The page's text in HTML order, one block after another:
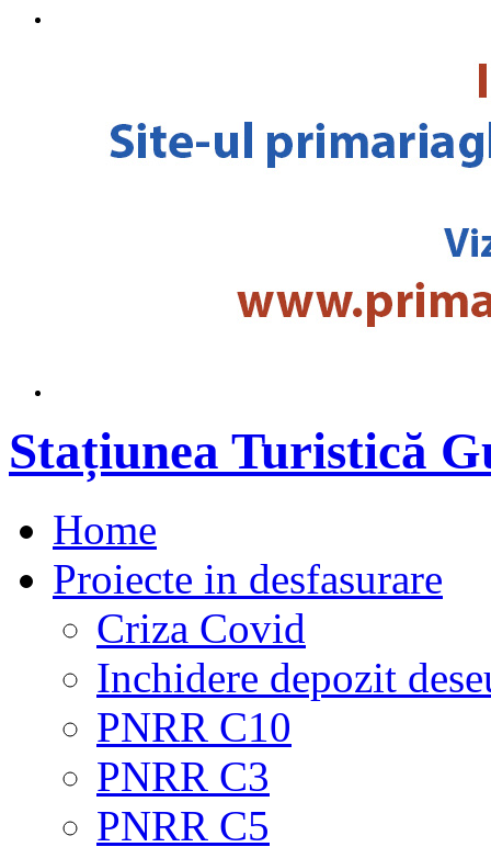
Stațiunea Turistică
Home
Proiecte in desfasurare
Criza Covid
Inchidere depozit
PNRR C10
PNRR C3
PNRR C5